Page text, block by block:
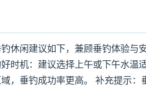
休闲建议如下，兼顾垂钓体验与安
时机：建议选择上午或下午水温
，垂钓成功率更高。 补充提示